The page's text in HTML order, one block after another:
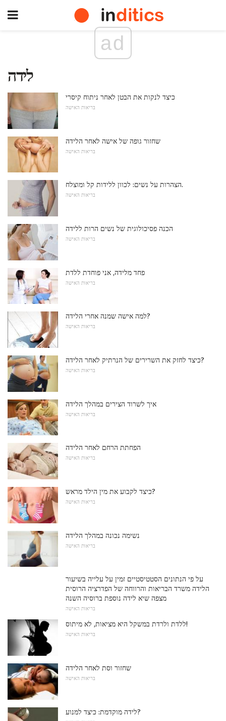
ad
לידה
כיצד לנקות את הבטן לאחר ניתוח קיסרי
בריאות האישה
שחזור גופה של אישה לאחר הלידה
בריאות האישה
הצהרות על נשים: לכוון ללידות קל ומוצלח.
בריאות האישה
הכנה פסיכולוגית של נשים הרות ללידה
בריאות האישה
פחד מלידה, אני פוחדת ללדת
בריאות האישה
למה אישה שמנה אחרי הלידה?
בריאות האישה
כיצד לחזק את השרירים של הנרתיק לאחר הלידה?
בריאות האישה
איך לשרוד הצירים במהלך הלידה
בריאות האישה
הפחתת הרחם לאחר הלידה
בריאות האישה
כיצד לקבוע את מין הילד מראש?
בריאות האישה
נשימה נכונה במהלך הלידה
בריאות האישה
על פי הנתונים הסטטיסטיים זמין על עלייה בשיעור
הלידה משרד הבריאות והרווחה של הפדרציה הרוסית
מצפה שיא לידה נוספת ברוסיה השנה
בריאות האישה
ללדת ולרדת במשקל היא מציאות, לא מיתוס!
בריאות האישה
שחזור וסת לאחר הלידה
בריאות האישה
לידה מוקדמת: כיצד למנוע?